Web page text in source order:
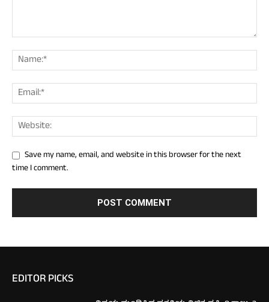
Save my name, email, and website in this browser for the next
time I comment.
EDITOR PICKS